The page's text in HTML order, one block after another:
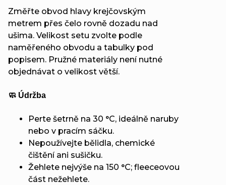
Změřte obvod hlavy krejčovským
metrem přes čelo rovně dozadu nad
ušima. Velikost setu zvolte podle
naměřeného obvodu a tabulky pod
popisem. Pružné materiály není nutné
objednávat o velikost větší.
🧼 Údržba
Perte šetrně na 30 °C, ideálně naruby
nebo v pracím sáčku.
Nepoužívejte bělidla, chemické
čištění ani sušičku.
Žehlete nejvýše na 150 °C; fleeceovou
část nežehlete.